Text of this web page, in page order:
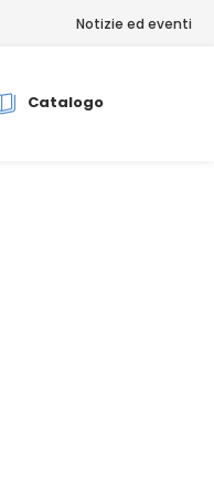
Notizie ed eventi
Catalogo